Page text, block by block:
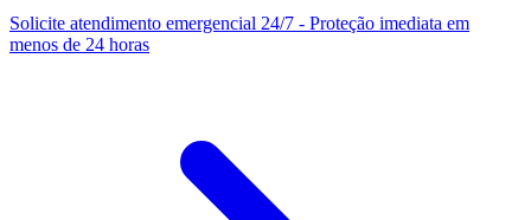
Solicite atendimento emergencial 24/7 - Proteção imediata em
menos de 24 horas